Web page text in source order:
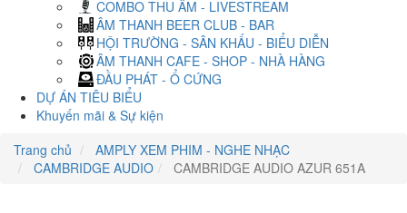
COMBO THU ÂM - LIVESTREAM
ÂM THANH BEER CLUB - BAR
HỘI TRƯỜNG - SÂN KHẤU - BIỂU DIỄN
ÂM THANH CAFE - SHOP - NHÀ HÀNG
ĐẦU PHÁT - Ổ CỨNG
DỰ ÁN TIÊU BIỂU
Khuyến mãi & Sự kiện
Trang chủ
AMPLY XEM PHIM - NGHE NHẠC
CAMBRIDGE AUDIO
CAMBRIDGE AUDIO AZUR 651A